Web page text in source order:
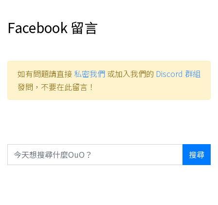
Facebook 留言
如有問題請直接私密我們 或加入我們的 Discord 群組
發問，不要在此留言！
搜尋